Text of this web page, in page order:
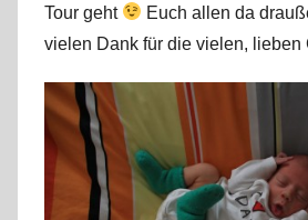
Tour geht
Euch allen da
vielen Dank für die vielen, lieben